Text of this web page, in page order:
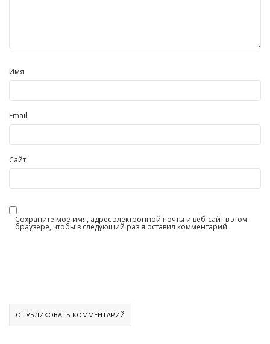
Имя
Email
Сайт
Сохраните мое имя, адрес электронной почты и веб-сайт в этом
браузере, чтобы в следующий раз я оставил комментарий.